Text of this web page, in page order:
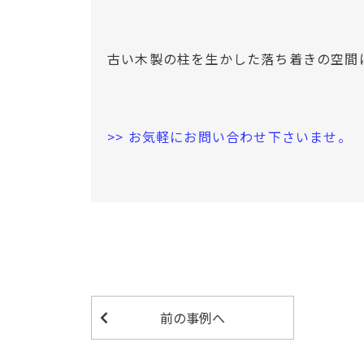
古い木製の柱を生かした落ち着きの空間
>> お気軽にお問い合わせ下さいませ。
前の事例へ